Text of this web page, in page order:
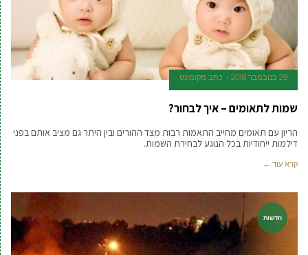
29 בנובמבר 2018 כתב מקומונט
שמות לתאומים – איך לבחור?
הריון עם תאומים מחייב התאמות רבות מצד ההורים ובין היתר גם מציב אותם בפני
דילמות ייחודיות בכל הנוגע לבחירת השמות.
קרא עוד ←
חדשות